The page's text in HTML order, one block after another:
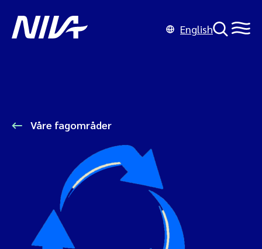
English
Våre fagområder